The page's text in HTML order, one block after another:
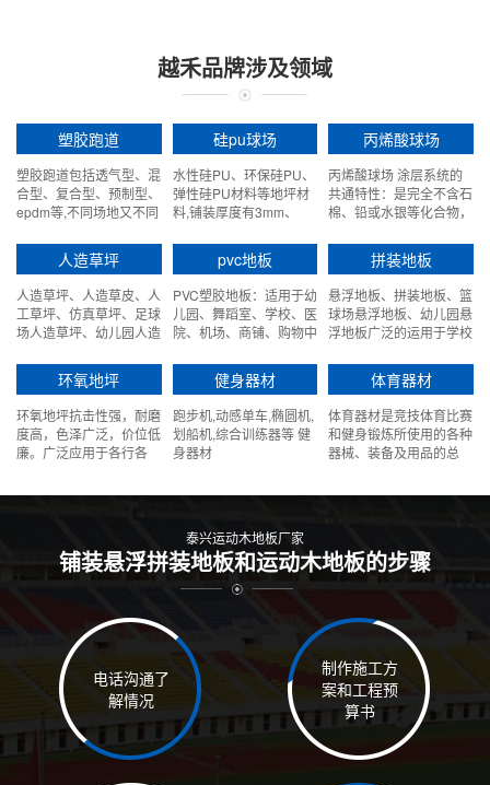
越禾品牌涉及领域
塑胶跑道
塑胶跑道包括透气型、混
合型、复合型、预制型、
epdm等,不同场地又不同
硅pu球场
水性硅PU、环保硅PU、
弹性硅PU材料等地坪材
料,铺装厚度有3mm、
丙烯酸球场
丙烯酸球场 涂层系统的
共通特性：是完全不含石
棉、铅或水银等化合物，
环保、高度抗紫外光性
能，颜色持久深入，不退
色，不脱落。
人造草坪
人造草坪、人造草皮、人
工草坪、仿真草坪、足球
场人造草坪、幼儿园人造
围挡假草坪。
pvc地板
PVC塑胶地板：适用于幼
儿园、舞蹈室、学校、医
院、机场、商铺、购物中
行、地铁以及所有运动场
拼装地板
悬浮地板、拼装地板、篮
球场悬浮地板、幼儿园悬
浮地板广泛的运用于学校
板其优质的品质更是受到
广泛好评！
环氧地坪
环氧地坪抗击性强，耐磨
度高，色泽广泛，价位低
廉。广泛应用于各行各
健身器材
跑步机,动感单车,椭圆机,
划船机,综合训练器等 健
身器材
体育器材
体育器材是竞技体育比赛
和健身锻炼所使用的各种
器械、装备及用品的总
泰兴运动木地板厂家
铺装悬浮拼装地板和运动木地板的步骤
电话沟通了
解情况
制作施工方
案和工程预
算书